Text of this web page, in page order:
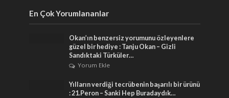
En Çok Yorumlananlar
Okan’ın benzersiz yorumunu özleyenlere
güzel bir hediye : Tanju Okan – Gizli
Sandıktaki Türküler…
Yorum Ekle
Yılların verdiği tecrübenin başarılı bir ürünü
: 21.Peron – Sanki Hep Buradaydık…